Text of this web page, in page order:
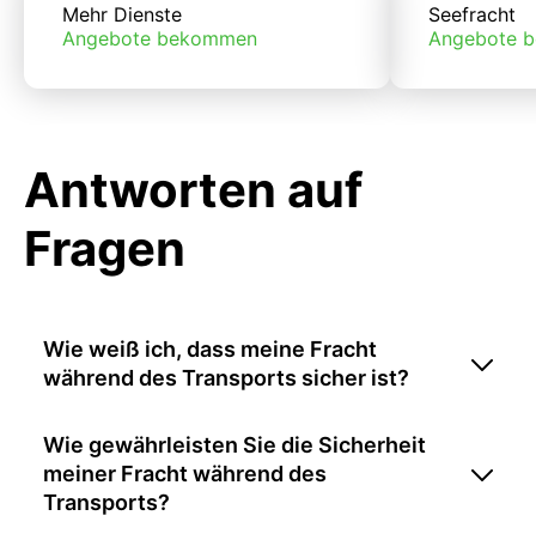
Mehr Dienste
Angebote bekommen
Seefracht
Angebote
Antworten auf
Fragen
Wie weiß ich, dass meine Fracht
während des Transports sicher ist?
Wie gewährleisten Sie die Sicherheit
meiner Fracht während des
Transports?